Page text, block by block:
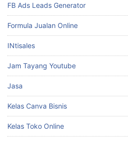
FB Ads Leads Generator
Formula Jualan Online
INtisales
Jam Tayang Youtube
Jasa
Kelas Canva Bisnis
Kelas Toko Online